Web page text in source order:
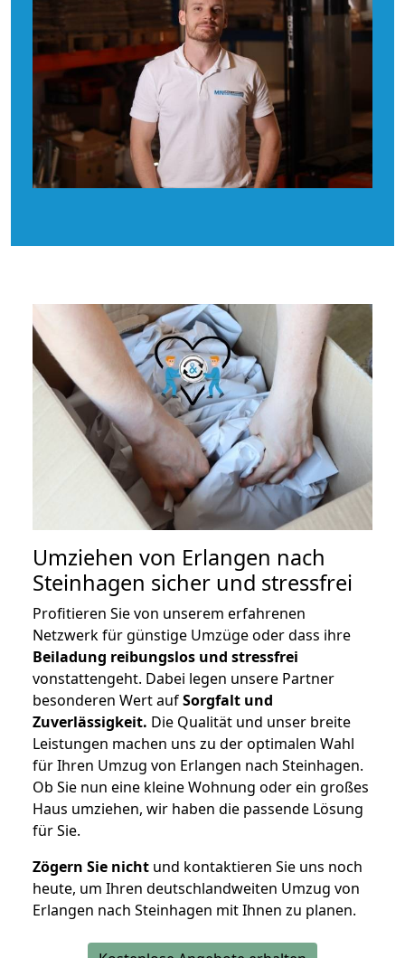
Umziehen von Erlangen nach
Steinhagen sicher und stressfrei
Profitieren Sie von unserem erfahrenen
Netzwerk für günstige Umzüge oder dass ihre
Beiladung reibungslos und stressfrei
vonstattengeht. Dabei legen unsere Partner
besonderen Wert aufSorgfalt und
Zuverlässigkeit. Die Qualität und unser breite
Leistungen machen uns zu der optimalen Wahl
für Ihren Umzug von Erlangen nach Steinhagen.
Ob Sie nun eine kleine Wohnung oder ein großes
Haus umziehen, wir haben die passende Lösung
für Sie.
Zögern Sie nicht und kontaktieren Sie uns noch
heute, um Ihren deutschlandweiten Umzug von
Erlangen nach Steinhagen mit Ihnen zu planen.